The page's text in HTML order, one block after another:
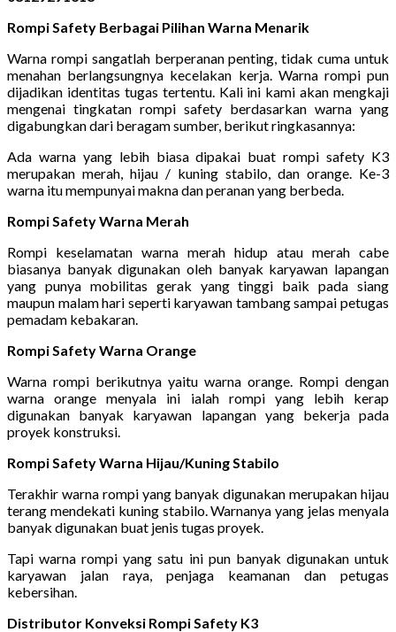
Rompi Safety Berbagai Pilihan Warna Menarik
Warna rompi sangatlah berperanan penting, tidak cuma untuk
menahan berlangsungnya kecelakan kerja. Warna rompi pun
dijadikan identitas tugas tertentu. Kali ini kami akan mengkaji
mengenai tingkatan rompi safety berdasarkan warna yang
digabungkan dari beragam sumber, berikut ringkasannya:
Ada warna yang lebih biasa dipakai buat rompi safety K3
merupakan merah, hijau / kuning stabilo, dan orange. Ke-3
warna itu mempunyai makna dan peranan yang berbeda.
Rompi Safety Warna Merah
Rompi keselamatan warna merah hidup atau merah cabe
biasanya banyak digunakan oleh banyak karyawan lapangan
yang punya mobilitas gerak yang tinggi baik pada siang
maupun malam hari seperti karyawan tambang sampai petugas
pemadam kebakaran.
Rompi Safety Warna Orange
Warna rompi berikutnya yaitu warna orange. Rompi dengan
warna orange menyala ini ialah rompi yang lebih kerap
digunakan banyak karyawan lapangan yang bekerja pada
proyek konstruksi.
Rompi Safety Warna Hijau/Kuning Stabilo
Terakhir warna rompi yang banyak digunakan merupakan hijau
terang mendekati kuning stabilo. Warnanya yang jelas menyala
banyak digunakan buat jenis tugas proyek.
Tapi warna rompi yang satu ini pun banyak digunakan untuk
karyawan jalan raya, penjaga keamanan dan petugas
kebersihan.
Distributor Konveksi Rompi Safety K3